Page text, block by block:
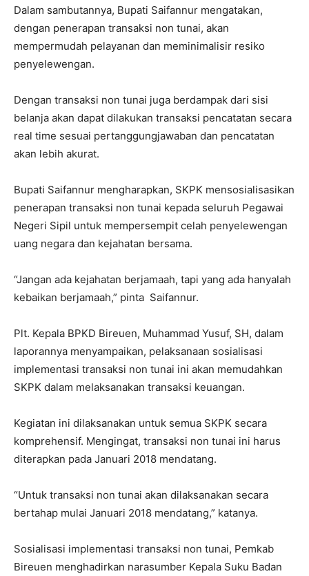
Dalam sambutannya, Bupati Saifannur mengatakan,
dengan penerapan transaksi non tunai, akan
mempermudah pelayanan dan meminimalisir resiko
penyelewengan.
Dengan transaksi non tunai juga berdampak dari sisi
belanja akan dapat dilakukan transaksi pencatatan secara
real time sesuai pertanggungjawaban dan pencatatan
akan lebih akurat.
Bupati Saifannur mengharapkan, SKPK mensosialisasikan
penerapan transaksi non tunai kepada seluruh Pegawai
Negeri Sipil untuk mempersempit celah penyelewengan
uang negara dan kejahatan bersama.
“Jangan ada kejahatan berjamaah, tapi yang ada hanyalah
kebaikan berjamaah,” pinta Saifannur.
Plt. Kepala BPKD Bireuen, Muhammad Yusuf, SH, dalam
laporannya menyampaikan, pelaksanaan sosialisasi
implementasi transaksi non tunai ini akan memudahkan
SKPK dalam melaksanakan transaksi keuangan.
Kegiatan ini dilaksanakan untuk semua SKPK secara
komprehensif. Mengingat, transaksi non tunai ini harus
diterapkan pada Januari 2018 mendatang.
“Untuk transaksi non tunai akan dilaksanakan secara
bertahap mulai Januari 2018 mendatang,” katanya.
Sosialisasi implementasi transaksi non tunai, Pemkab
Bireuen menghadirkan narasumber Kepala Suku Badan